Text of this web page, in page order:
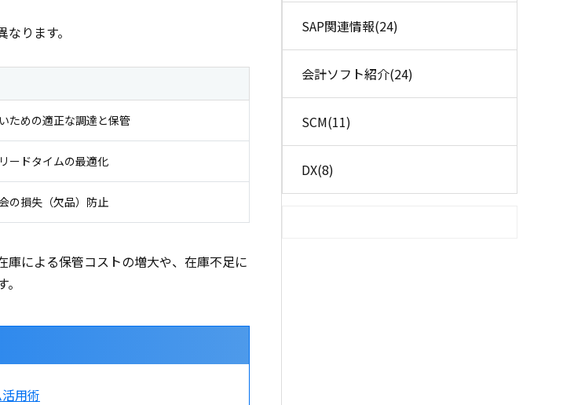
ります。
ための適正な調達と保管
ードタイムの最適化
の損失（欠品）防止
庫による保管コストの増大や、在庫不足に
用術
SAP関連情報(24)
会計ソフト紹介(24)
SCM(11)
DX(8)